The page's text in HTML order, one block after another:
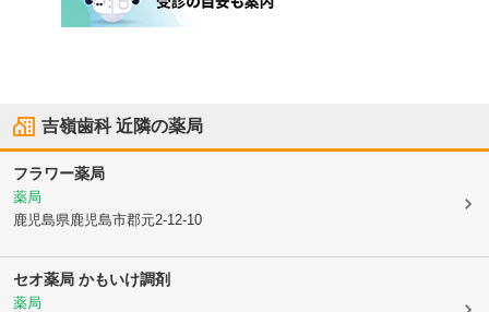
吉嶺歯科近隣の薬局
フラワー薬局
薬局
鹿児島県鹿児島市郡元2-12-10
セオ薬局 かもいけ調剤
薬局